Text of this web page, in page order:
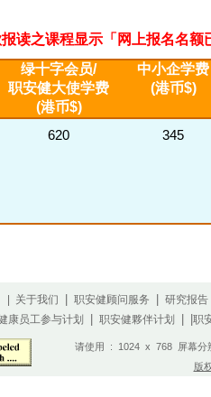
读之课程显示「网上报名名
绿十字会员/
职安健大使学费
(港币$)
中小企学费
(港币$)
620 345
| 关于我们 职安健顾问服务 研究报告
康员工参与计划 职安健夥伴计划 职
请使用 : 1024 x 768 屏幕分
版